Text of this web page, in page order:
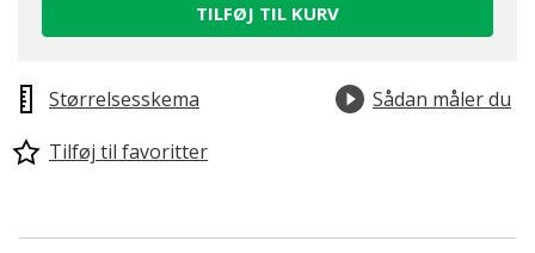
TILFØJ TIL KURV
Størrelsesskema
Sådan måler du
Tilføj til favoritter